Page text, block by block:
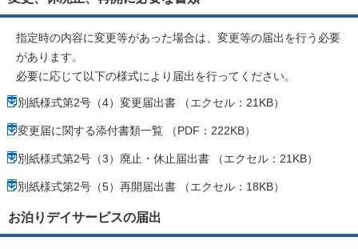
指定時の内容に変更等があった場合は、変更等の届出を行う必要
があります。
必要に応じて以下の様式により届出を行ってください。
別紙様式第2号（4）変更届出書 （エクセル：21KB）
変更届に関する添付書類一覧 （PDF：222KB）
別紙様式第2号（3）廃止・休止届出書 （エクセル：21KB）
別紙様式第2号（5）再開届出書 （エクセル：18KB）
お泊りデイサービスの届出